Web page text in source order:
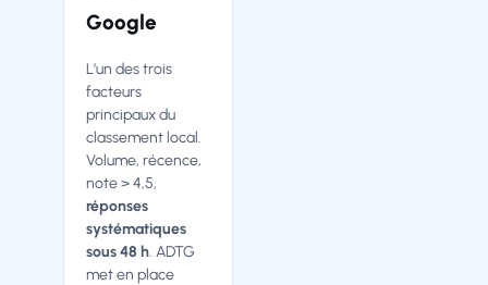
Google
L’un des trois
facteurs
principaux du
classement local.
Volume, récence,
note > 4,5,
réponses
systématiques
sous 48 h. ADTG
met en place